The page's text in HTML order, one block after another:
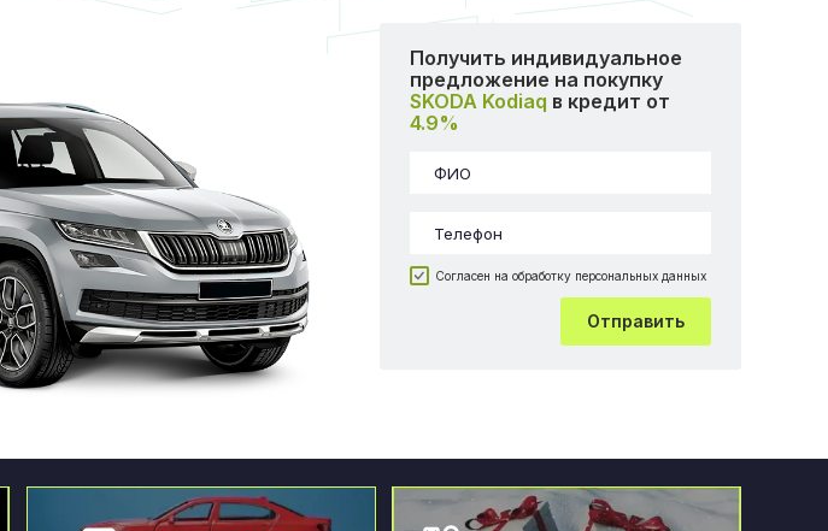
Получить индивидуальное
предложение на покупку
SKODA Kodiaq в кредит от
4.9%
Согласен на обработку персональных данных
Отправить